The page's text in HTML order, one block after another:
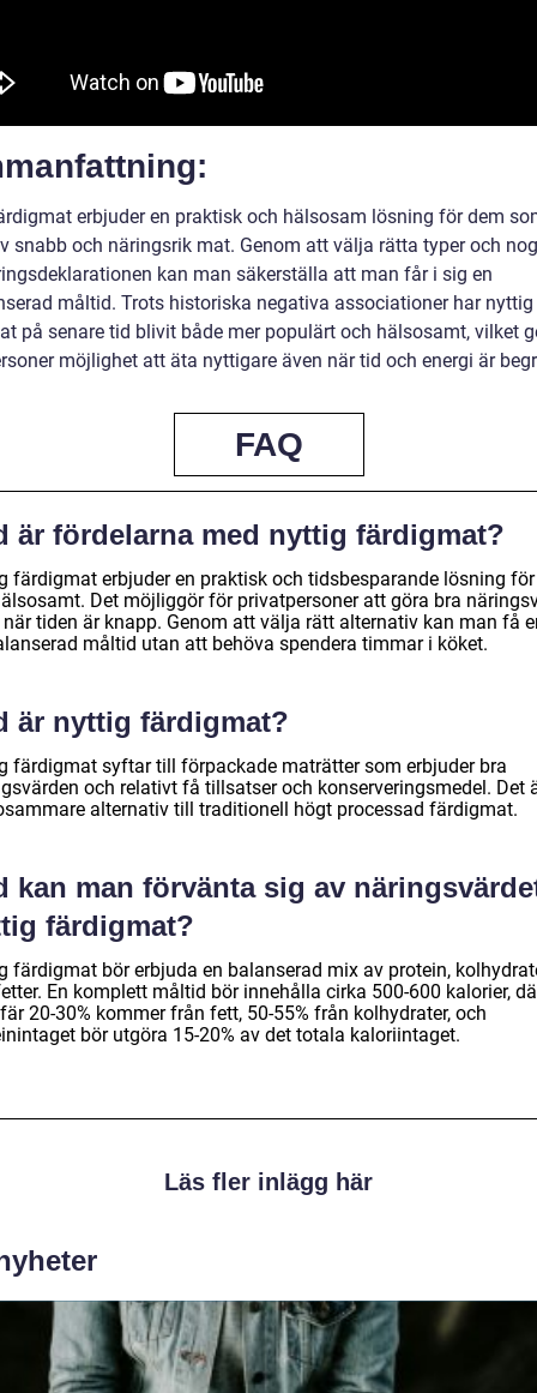
erbjuder en praktisk och hälsosam lösning för dem
snabb och näringsrik mat. Genom att välja rätta typer och
kan man säkerställa att man får i sig en
måltid. Trots historiska negativa associationer har nyttig
på senare tid blivit både mer populärt och hälsosamt, vilket
möjlighet att äta nyttigare även när tid och energi är
FAQ
är fördelarna med nyttig färdigmat?
färdigmat erbjuder en praktisk och tidsbesparande lösning
Det möjliggör för privatpersoner att göra bra
när tiden är knapp. Genom att välja rätt alternativ kan man få
måltid utan att behöva spendera timmar i köket.
är nyttig färdigmat?
färdigmat syftar till förpackade maträtter som erbjuder bra
och relativt få tillsatser och konserveringsmedel. Det
alternativ till traditionell högt processad färdigmat.
kan man förvänta sig av
färdigmat?
färdigmat bör erbjuda en balanserad mix av protein,
En komplett måltid bör innehålla cirka 500-600 kalorier,
20-30% kommer från fett, 50-55% från kolhydrater, och
bör utgöra 15-20% av det totala kaloriintaget.
Läs fler inlägg här